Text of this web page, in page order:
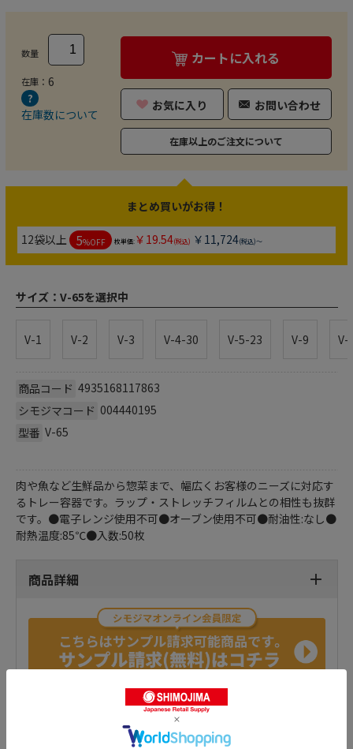
数量
在庫： 6
在庫数について
カートに入れる
お気に入り お問い合わせ
在庫以上のご注文について
まとめ買いがお得！
12袋以上 5%OFF 枚単価:￥19.54(税込) ￥11,724(税込)～
サイズ： V-65を選択中
V-1 V-2 V-3 V-4-30 V-5-23 V-9 V-
商品コード 4935168117863
シモジマコード 004440195
型番 V-65
肉や魚など生鮮品から惣菜まで、幅広くお客様のニーズに対応す
るトレー容器です。ラップ・ストレッチフィルムとの相性も抜群
です。●電子レンジ使用不可●オーブン使用不可●耐油性:なし●
耐熱温度:85℃●入数:50枚
商品詳細